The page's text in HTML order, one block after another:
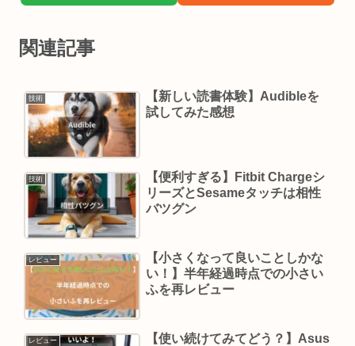
関連記事
技術
【新しい読書体験】Audibleを
試してみた感想
技術
【便利すぎる】Fitbit Chargeシ
リーズとSesameタッチは相性
バツグン
レビュー
【小さくなって良いことしかな
い！】半年経過時点での小さい
ふを再レビュー
レビュー
【使い続けてみてどう？】Asus